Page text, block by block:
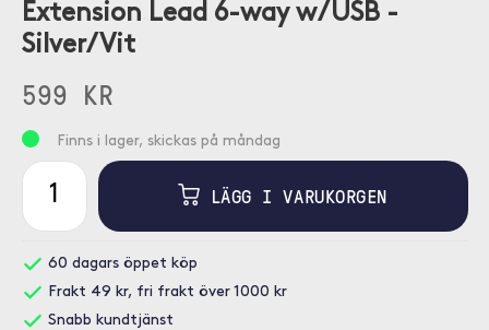
Extension Lead 6-way w/ USB -
Silver/Vit
599 KR
Finns i lager, skickas på måndag
LÄGG I VARUKORGEN
60 dagars öppet köp
Frakt 49 kr, fri frakt över 1000 kr
Snabb kundtjänst